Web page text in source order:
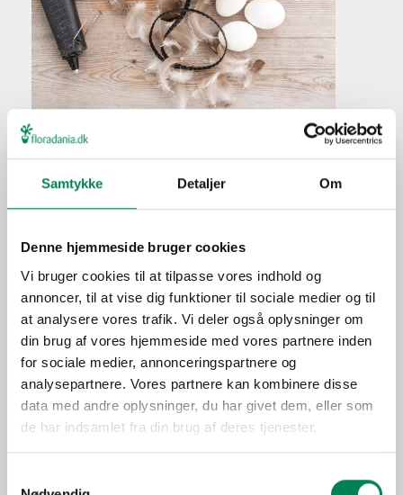
Samtykke Detaljer Om
Denne hjemmeside bruger cookies
Vi bruger cookies til at tilpasse vores indhold og
annoncer, til at vise dig funktioner til sociale medier og til
at analysere vores trafik. Vi deler også oplysninger om
din brug af vores hjemmeside med vores partnere inden
for sociale medier, annonceringspartnere og
analysepartnere. Vores partnere kan kombinere disse
data med andre oplysninger, du har givet dem, eller som
de har indsamlet fra din brug af deres tjenester.
Crassula radicans
Plantefakta
Familie
Crassulaceae
Navn
radicans
Populærnavn
Vanding
Lad pottejorden tørre let ud
mellem vandingerne.
Gødning
Ca. hver fjerde vanding i
vækstperioden.
Placering
Inde
Lysbehov
Trives bedst i direkte sol.